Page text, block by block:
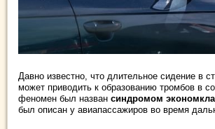
Давно известно, что длительное сидение в
может приводить к образованию тромбов в
феномен был назван синдромом
был описан у авиапассажиров во время